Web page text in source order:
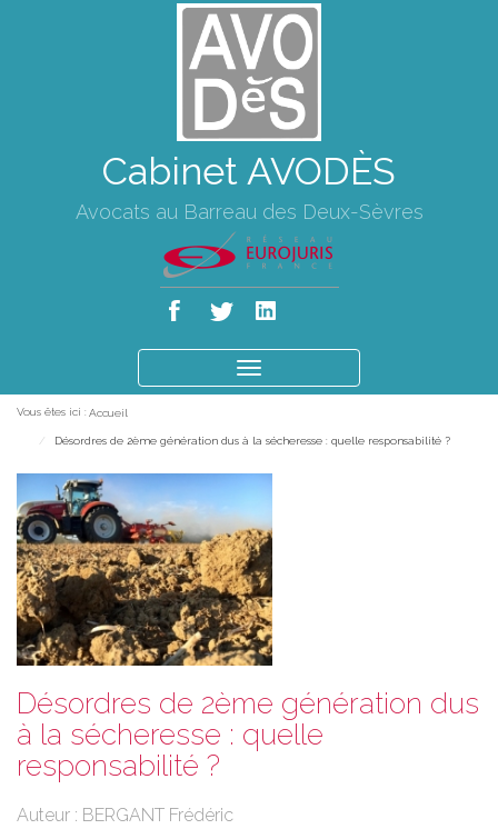
Cabinet AVODÈS
Avocats au Barreau des Deux-Sèvres
le
Vous êtes ici : Accueil
Désordres de 2ème génération dus à la sécheresse : quelle responsabilité ?
Désordres de 2ème génération dus
à la sécheresse : quelle
responsabilité ?
Auteur : BERGANT Frédéric